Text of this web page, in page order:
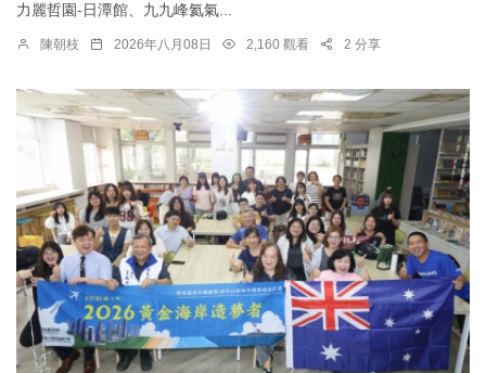
力麗哲園-日潭館、九九峰氦氣...
陳朝枝 2026年八月08日 2,160 觀看 2 分享